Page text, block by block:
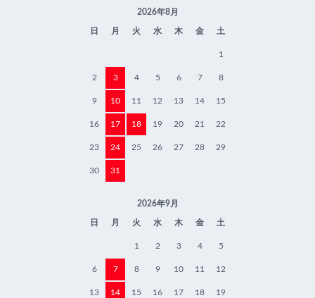
2026年8月
日 月 火 水 木 金 土
1
2 3 4 5 6 7 8
9 10 11 12 13 14 15
16 17 18 19 20 21 22
23 24 25 26 27 28 29
30 31
2026年9月
日 月 火 水 木 金 土
1 2 3 4 5
6 7 8 9 10 11 12
13 14 15 16 17 18 19